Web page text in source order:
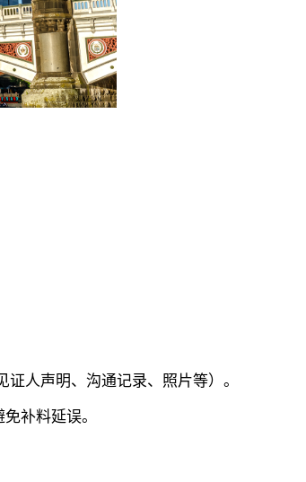
人声明、沟通记录、照片等）。
补料延误。